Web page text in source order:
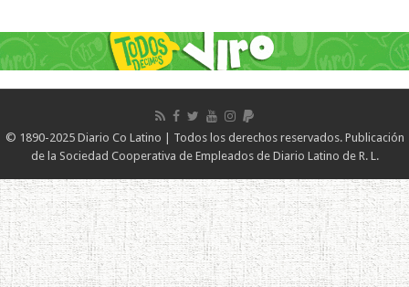
© 1890-2025 Diario Co Latino | Todos los derechos reservados. Publicación
de la Sociedad Cooperativa de Empleados de Diario Latino de R. L.